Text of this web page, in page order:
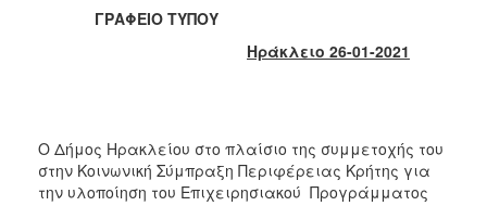
2018
2013
2012
ΓΡΑΦΕΙΟ ΤΥΠΟΥ
Ηράκλειο 26-01-2021
Ο Δήμος Ηρακλείου στο πλαίσιο της συμμετοχής του
στην Κοινωνική Σύμπραξη Περιφέρειας Κρήτης για
την υλοποίηση του Επιχειρησιακού Προγράμματος